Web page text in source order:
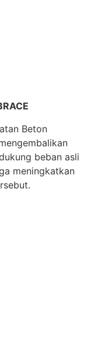
Beton
beban asli
meningkatkan